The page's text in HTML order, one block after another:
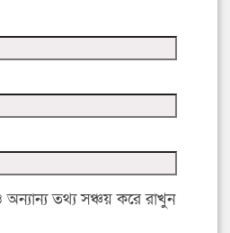
তথ্য সঞ্চয় করে রাখুন